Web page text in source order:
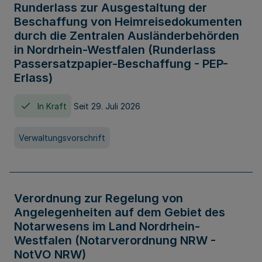
Runderlass zur Ausgestaltung der
Beschaffung von Heimreisedokumenten
durch die Zentralen Ausländerbehörden
in Nordrhein-Westfalen (Runderlass
Passersatzpapier-Beschaffung - PEP-
Erlass)
In Kraft Seit 29. Juli 2026
Verwaltungsvorschrift
Verordnung zur Regelung von
Angelegenheiten auf dem Gebiet des
Notarwesens im Land Nordrhein-
Westfalen (Notarverordnung NRW -
NotVO NRW)